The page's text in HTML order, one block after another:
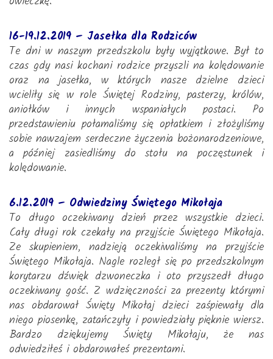
16-19.12.2019 – Jasełka dla Rodziców
Te dni w naszym przedszkolu były wyjątkowe. Był to
czas gdy nasi kochani rodzice przyszli na kolędowanie
oraz na jasełka, w których nasze dzielne dzieci
wcieliły się w role Świętej Rodziny, pasterzy, królów,
aniołków i innych wspaniałych postaci. Po
przedstawieniu połamaliśmy się opłatkiem i złożyliśmy
sobie nawzajem serdeczne życzenia bożonarodzeniowe,
a później zasiedliśmy do stołu na poczęstunek i
kolędowanie.
6.12.2019 – Odwiedziny Świętego Mikołaja
To długo oczekiwany dzień przez wszystkie dzieci.
Cały długi rok czekały na przyjście Świętego Mikołaja.
Ze skupieniem, nadzieją oczekiwaliśmy na przyjście
Świętego Mikołaja. Nagle rozległ się po przedszkolnym
korytarzu dźwięk dzwoneczka i oto przyszedł długo
oczekiwany gość. Z wdzięczności za prezenty którymi
nas obdarował Święty Mikołaj dzieci zaśpiewały dla
niego piosenkę, zatańczyły i powiedziały pięknie wiersz.
Bardzo dziękujemy Święty Mikołaju, że nas
odwiedziłeś i obdarowałeś prezentami.